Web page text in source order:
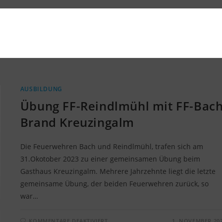
AUSBILDUNG
Übung FF-Reindlmühl mit FF-Bach
Brand Kreuzingalm
Die Feuerwehren Bach und Reindlmühl, trafen sich am
31.Okotober 2023 zu einer gemeinsamen Übung beim
Gasthaus Kreuzingalm. Mehrere Jahrzehnte liegt die letzte
gemeinsame Übung, der beiden Feuerwehren zurück, so
war…